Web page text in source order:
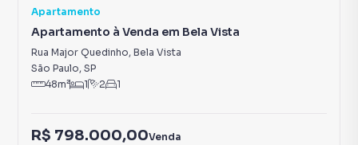
Apartamento
Apartamento à Venda em Bela Vista
Rua Major Quedinho, Bela Vista
São Paulo, SP
48m² 1 2 1
R$ 798.000,00Venda